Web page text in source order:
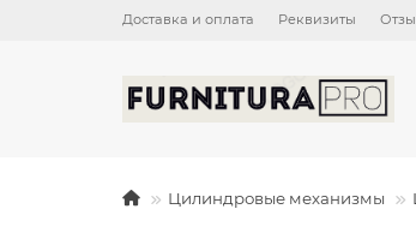
Доставка и оплата Реквизиты
Цилиндровые механизмы